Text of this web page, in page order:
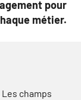
pour
métier.
Les champs